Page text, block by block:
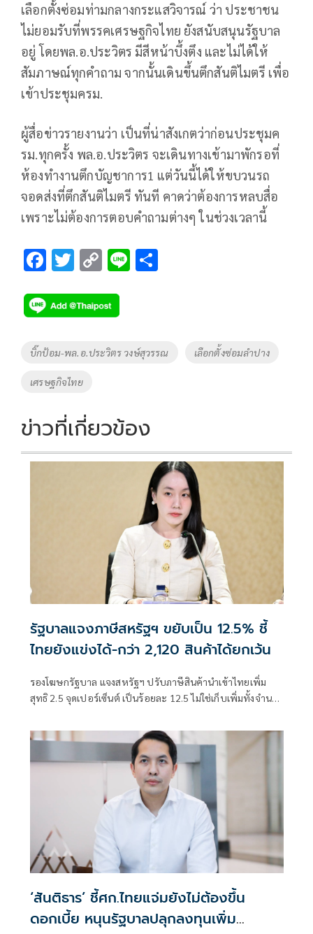
เลือกตั้งซ่อมท่ามกลางกระแสวิจารณ์ ว่า ประชาชน
ไม่ยอมรับที่พรรคเศรษฐกิจไทย ยังสนับสนุนรัฐบาล
อยู่ โดยพล.อ.ประวิตร มีสีหน้าบึ้งตึง และไม่ได้ให้
สัมภาษณ์ทุกคำถาม จากนั้นเดินขึ้นตึกสันติไมตรี เพื่อ
เข้าประชุมครม.
ผู้สื่อข่าวรายงานว่า เป็นที่น่าสังเกตว่าก่อนประชุมค
รม.ทุกครั้ง พล.อ.ประวิตร จะเดินทางเข้ามาพักรอที่
ห้องทำงานตึกบัญชาการ1 แต่วันนี้ได้ให้ขบวนรถ
จอดส่งที่ตึกสันติไมตรี ทันที คาดว่าต้องการหลบสื่อ
เพราะไม่ต้องการตอบคำถามต่างๆ ในช่วงเวลานี้
F
e
b
o
o
k
T
tt
er
C
p
y
Li
Li
Tags
บิ๊กป้อม-พล.อ.ประวิตร วงษ์สุวรรณ เลือกตั้งซ่อมลำปาง
เศรษฐกิจไทย
ข่าวที่เกี่ยวข้อง
รัฐบาลแจงภาษีสหรัฐฯ ขยับเป็น 12.5% ชี้
ไทยยังแข่งได้-กว่า 2,120 สินค้าได้ยกเว้น
รองโฆษกรัฐบาล แจงสหรัฐฯ ปรับภาษีสินค้านำเข้าไทยเพิ่ม
สุทธิ 2.5 จุดเปอร์เซ็นต์ เป็นร้อยละ 12.5 ไม่ใช่เก็บเพิ่มทั้งจำนวน
‘สันติธาร’ ชี้ศก.ไทยแจ่มยังไม่ต้องขึ้น
ดอกเบี้ย หนุนรัฐบาลปลุกลงทุนเพิ่ม